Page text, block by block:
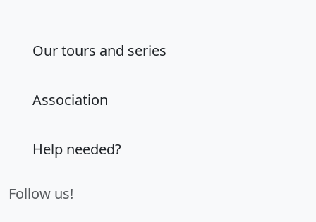
Our tours and series
Association
Help needed?
Follow us!